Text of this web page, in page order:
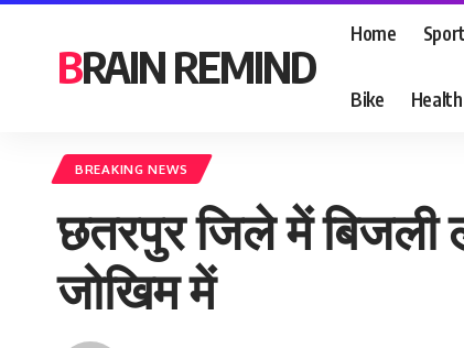
BRAIN REMIND
Home
Bike
BREAKING NEWS
छतरपुर जिले में बिजली
जोखिम में